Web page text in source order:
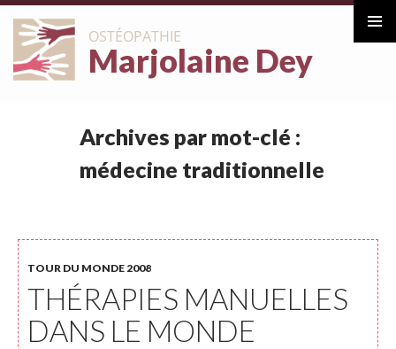
OSTÉOPATHIE
Marjolaine Dey
ALLER
AU
CONTENU
Archives par mot-clé :
médecine traditionnelle
TOUR DU MONDE 2008
THÉRAPIES MANUELLES
DANS LE MONDE